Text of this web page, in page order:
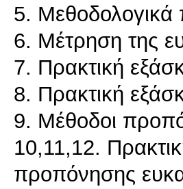
5.
6. Μέτρηση της
7. Πρακτική
8. Πρακτική
9. Μέθοδοι
10,11,12.
προπόνησης